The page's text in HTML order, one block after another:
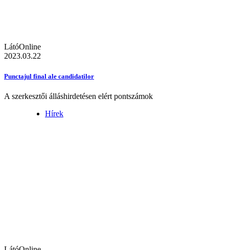
LátóOnline
2023.03.22
Punctajul final ale candidatilor
A szerkesztői álláshirdetésen elért pontszámok
Hírek